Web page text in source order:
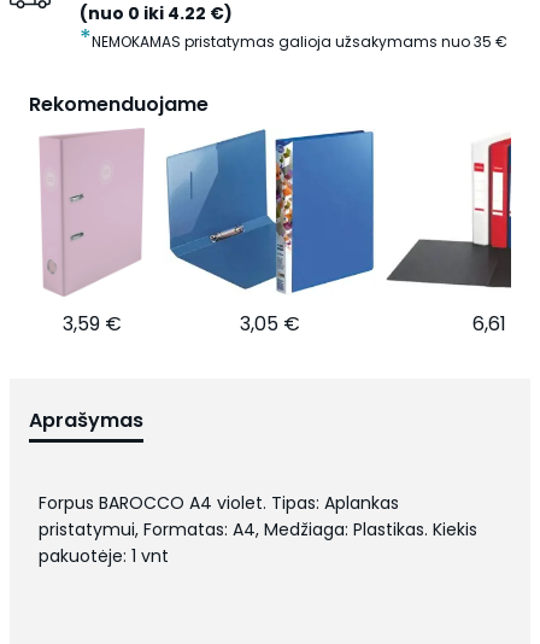
(nuo 0 iki 4.22 €)
*NEMOKAMAS pristatymas galioja užsakymams nuo35 €
Rekomenduojame
3,59 € 3,05 € 6,61 €
Aprašymas
Forpus BAROCCO A4 violet. Tipas: Aplankas
pristatymui, Formatas: A4, Medžiaga: Plastikas. Kiekis
pakuotėje: 1 vnt